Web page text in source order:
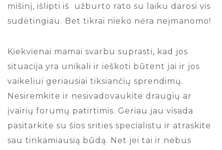
mišinį, išlipti iš užburto rato su laiku darosi vis
sudėtingiau. Bet tikrai nieko nėra neįmanomo!
Kiekvienai mamai svarbu suprasti, kad jos
situacija yra unikali ir ieškoti būtent jai ir jos
vaikeliui geriausiai tiksiančių sprendimų.
Nesiremkite ir nesivadovaukite draugių ar
įvairių forumų patirtimis. Geriau jau visada
pasitarkite su šios srities specialistu ir atraskite
sau tinkamiausią būdą. Net jei tai ir nebus